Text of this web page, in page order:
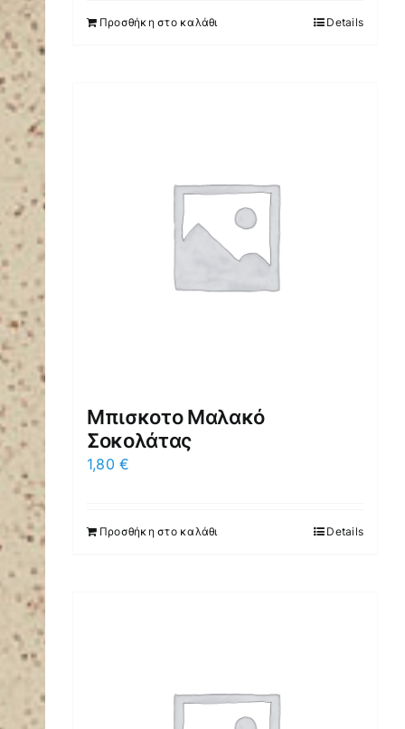
Προσθήκη στο καλάθι Details
Μπισκοτο Μαλακό
Σοκολάτας
1,80€
Προσθήκη στο καλάθι Details